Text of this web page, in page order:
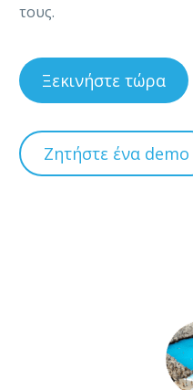
τους.
Ξεκινήστε τώρα
Ζητήστε ένα demo